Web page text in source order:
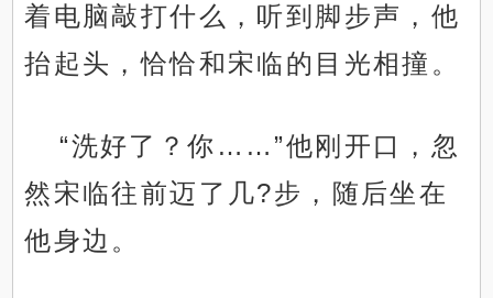
着电脑敲打什么，听到脚步声，他
抬起头，恰恰和宋临的目光相撞。
“洗好了？你……”他刚开口，忽
然宋临往前迈了几?步，随后坐在
他身边。